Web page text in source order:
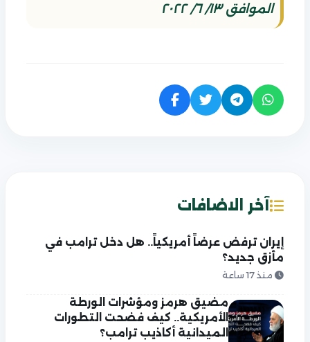
الموافق ١٣/ ٦/ ٢٠٢٢
آخر الاضافات
إيران ترفض عرضاً أمريكياً.. هل دخل ترامب في
مأزق جديد؟
منذ 17 ساعة
مضيق هرمز ومؤشرات الورطة
الأمريكية.. كيف فضحت التطورات
الميدانية أكاذيب ترامب؟